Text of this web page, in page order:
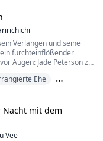
Sklavin behandelt,
Der Sohn des
Verlangen und seine
furchteinflößender
Augen: Jade Peterson zu
stehen.
Dominanter männlicher
Liebe und
Ehe
Nacht mit dem
Vee